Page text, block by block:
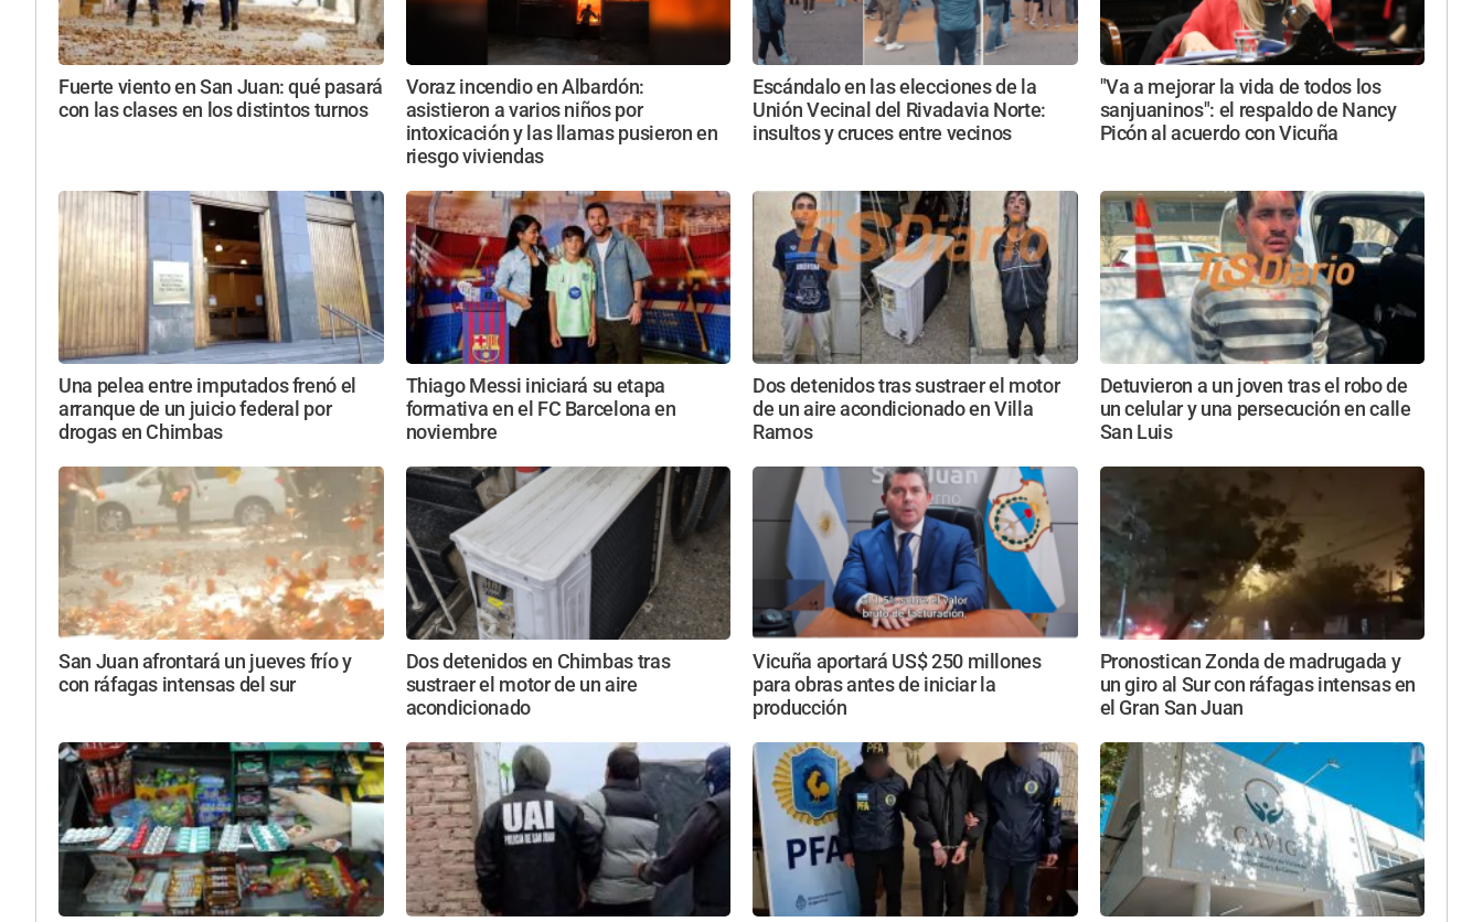
Fuerte viento en San Juan: qué pasará
con las clases en los distintos turnos
Voraz incendio en Albardón:
asistieron a varios niños por
intoxicación y las llamas pusieron en
riesgo viviendas
Escándalo en las elecciones de la
Unión Vecinal del Rivadavia Norte:
insultos y cruces entre vecinos
"Va a mejorar la vida de todos los
sanjuaninos": el respaldo de Nancy
Picón al acuerdo con Vicuña
Una pelea entre imputados frenó el
arranque de un juicio federal por
drogas en Chimbas
Thiago Messi iniciará su etapa
formativa en el FC Barcelona en
noviembre
Dos detenidos tras sustraer el motor
de un aire acondicionado en Villa
Ramos
Detuvieron a un joven tras el robo de
un celular y una persecución en calle
San Luis
San Juan afrontará un jueves frío y
con ráfagas intensas del sur
Dos detenidos en Chimbas tras
sustraer el motor de un aire
acondicionado
Vicuña aportará US$ 250 millones
para obras antes de iniciar la
producción
Pronostican Zonda de madrugada y
un giro al Sur con ráfagas intensas en
el Gran San Juan